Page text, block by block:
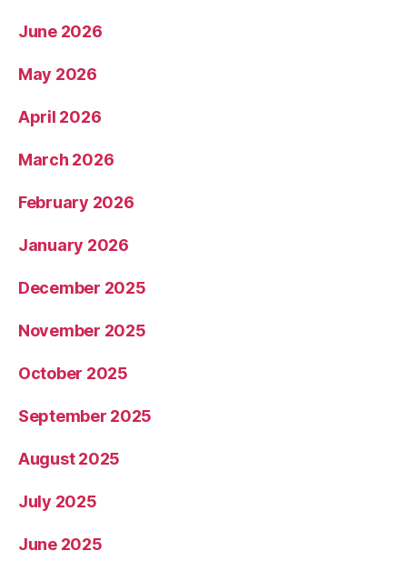
June 2026
May 2026
April 2026
March 2026
February 2026
January 2026
December 2025
November 2025
October 2025
September 2025
August 2025
July 2025
June 2025